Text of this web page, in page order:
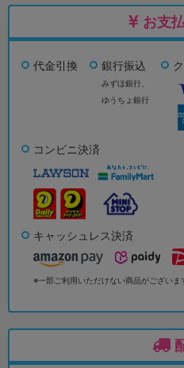
お支
代金引換 銀行振込
みずほ銀行、
ゆうちょ銀行
コンビニ決済
キャッシュレス決済
※一部ご利用いただけない商品がございま